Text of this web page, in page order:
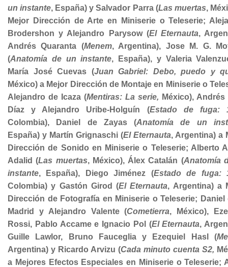
un instante, España) y Salvador Parra (Las muertas,
Mejor Dirección de Arte en Miniserie o Teleserie;
Brodershon y Alejandro Parysow (El Eternauta,
Andrés Quaranta (Menem, Argentina), Jose M. G.
(Anatomía de un instante, España), y Valeria
María José Cuevas (Juan Gabriel: Debo, puedo y
México) a Mejor Dirección de Montaje en Miniserie o
Alejandro de Icaza (Mentiras: La serie, México), Andrés
Díaz y Alejandro Uribe-Holguín (Estado de fuga:
Colombia), Daniel de Zayas (Anatomía de un
España) y Martín Grignaschi (El Eternauta, Argentina) a
Dirección de Sonido en Miniserie o Teleserie; Alberto
Adalid (Las muertas, México), Álex Catalán (Anatomía
instante, España), Diego Jiménez (Estado de fuga:
Colombia) y Gastón Girod (El Eternauta, Argentina) a
Dirección de Fotografía en Miniserie o Teleserie; Daniel
Madrid y Alejandro Valente (Cometierra, México),
Rossi, Pablo Accame e Ignacio Pol (El Eternauta,
Guille Lawlor, Bruno Fauceglia y Ezequiel Hasl (
Argentina) y Ricardo Arvizu (Cada minuto cuenta S2,
a Mejores Efectos Especiales en Miniserie o Teleserie;